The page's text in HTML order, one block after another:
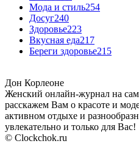
Мода и стиль254
Досуг240
Здоровье223
Вкусная еда217
Береги здоровье215
Дон Корлеоне
Женский онлайн-журнал на
расскажем Вам о красоте и
активном отдыхе и
увлекательно и только для Вас!
© Clockchok.ru